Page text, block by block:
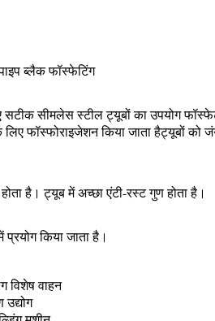
ब्लैक फॉस्फेटिंग
सीमलेस स्टील ट्यूबों का उपयोग
फॉस्फोराइजेशन किया जाता हैट्यूबों को
है। ट्यूब में अच्छा एंटी-रस्ट गुण होता है।
किया जाता है।
विशेष वाहन